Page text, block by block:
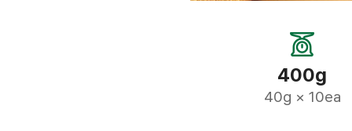
400g
40g × 10ea